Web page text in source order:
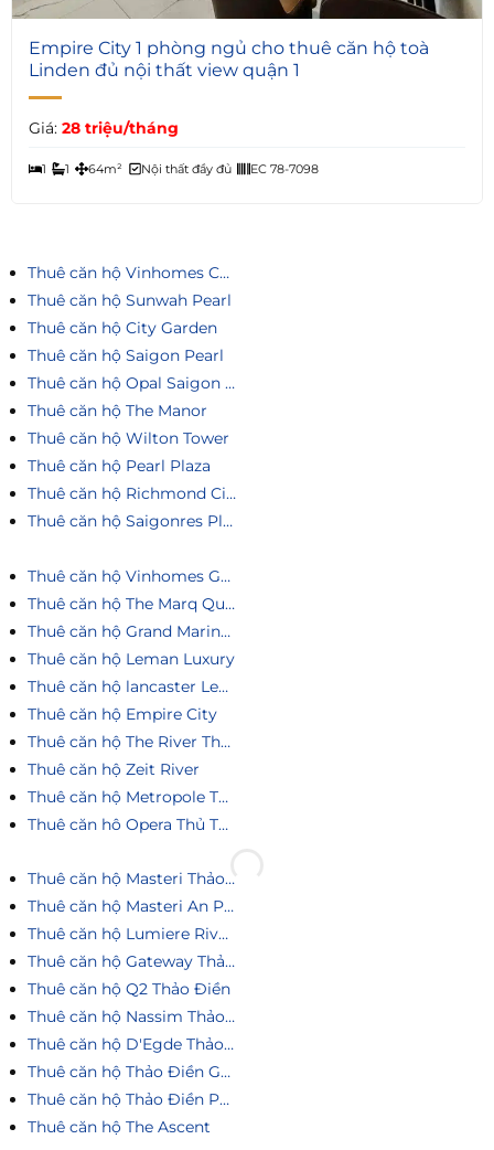
5
Empire City 1 phòng ngủ cho thuê căn hộ toà
Linden đủ nội thất view quận 1
Giá: 28 triệu/tháng
1 1 64m² Nội thất đầy đủ EC 78-7098
Thuê căn hộ Vinhomes Central Park
Thuê căn hộ Sunwah Pearl
Thuê căn hộ City Garden
Thuê căn hộ Saigon Pearl
Thuê căn hộ Opal Saigon Pearl
Thuê căn hộ The Manor
Thuê căn hộ Wilton Tower
Thuê căn hộ Pearl Plaza
Thuê căn hộ Richmond City
Thuê căn hộ Saigonres Plaza
Thuê căn hộ Vinhomes Golden River
Thuê căn hộ The Marq Quận 1
Thuê căn hộ Grand Marina Saigon
Thuê căn hộ Leman Luxury
Thuê căn hộ lancaster Legacy
Thuê căn hộ Empire City
Thuê căn hộ The River Thủ Thiêm
Thuê căn hộ Zeit River
Thuê căn hộ Metropole Thủ Thiêm
Thuê căn hô Opera Thủ Thiêm
Thuê căn hộ Masteri Thảo Điền
Thuê căn hộ Masteri An Phú
Thuê căn hộ Lumiere Riverside
Thuê căn hộ Gateway Thảo Điền
Thuê căn hộ Q2 Thảo Điền
Thuê căn hộ Nassim Thảo Điền
Thuê căn hộ D'Egde Thảo Điền
Thuê căn hộ Thảo Điền Green
Thuê căn hộ Thảo Điền Pearl
Thuê căn hộ The Ascent